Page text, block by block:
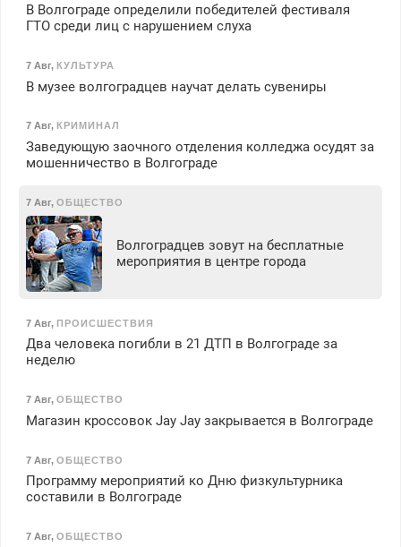
В Волгограде определили победителей фестиваля
ГТО среди лиц с нарушением слуха
7 Авг, КУЛЬТУРА
В музее волгоградцев научат делать сувениры
7 Авг, КРИМИНАЛ
Заведующую заочного отделения колледжа осудят за
мошенничество в Волгограде
7 Авг, ОБЩЕСТВО
Волгоградцев зовут на бесплатные
мероприятия в центре города
7 Авг, ПРОИСШЕСТВИЯ
Два человека погибли в 21 ДТП в Волгограде за
неделю
7 Авг, ОБЩЕСТВО
Магазин кроссовок Jay Jay закрывается в Волгограде
7 Авг, ОБЩЕСТВО
Программу мероприятий ко Дню физкультурника
составили в Волгограде
7 Авг, ОБЩЕСТВО